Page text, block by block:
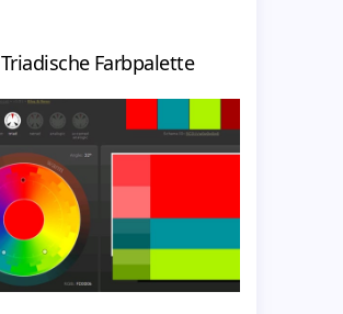
Triadische Farbpalette